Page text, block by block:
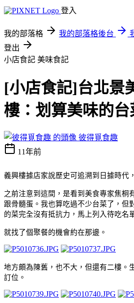
登入
我的部落格 我的部落格後台
登出
小店食記 美味食記
[小店食記]台北景
樓：划算美味的台
彼得覓食趣
11年前
義興樓據店家說歷史可追溯到日據時代
之前注意到這間，是看到美食專家焦桐
跟骨髓蛋。我也算吃過不少台菜了，但
的菜完全沒有抵抗力，馬上列入待吃名
就找了個聚餐的機會約在那邊。
地方頗為陳舊，也不大，但還有二樓。
訂位。